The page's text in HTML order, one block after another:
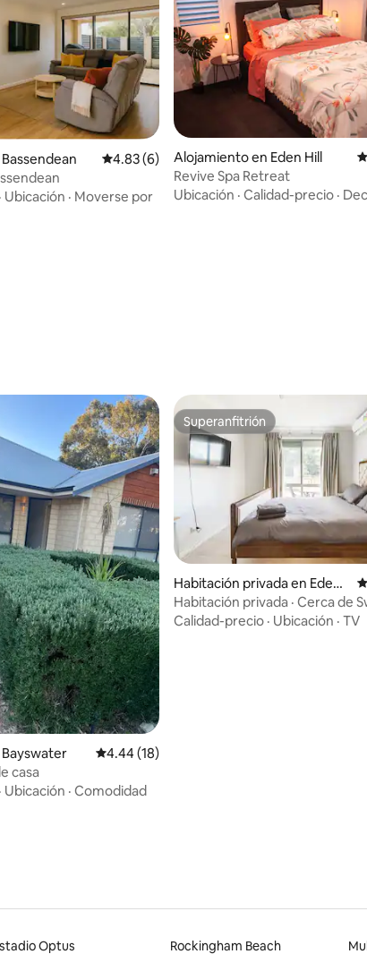
5, 45 reseñas Calificación promedio: 4.83 de 5, 6 reseñas
4.83 (6)
· Ubicación · Moverse por
Alojamiento en Eden Hill
Revive Spa Retreat
Ubicación · Calidad-precio ·
5, 139 reseñas
Calificación promedio: 4.44 de 5, 18 reseñas
4.44 (18)
casa
· Ubicación · Comodidad
Superanfitrión
Superanfitrión
Habitación privada en Eden
Hill
Habitación privada · Cerca de
y del aeropuerto
Calidad-precio · Ubicación · TV
Optus Rockingham Beach